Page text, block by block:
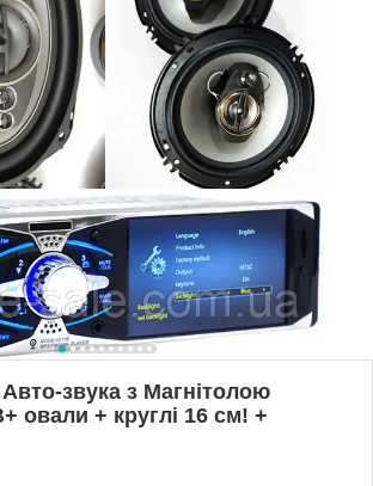
звука з Магнітолою
овали + круглі 16 см! +